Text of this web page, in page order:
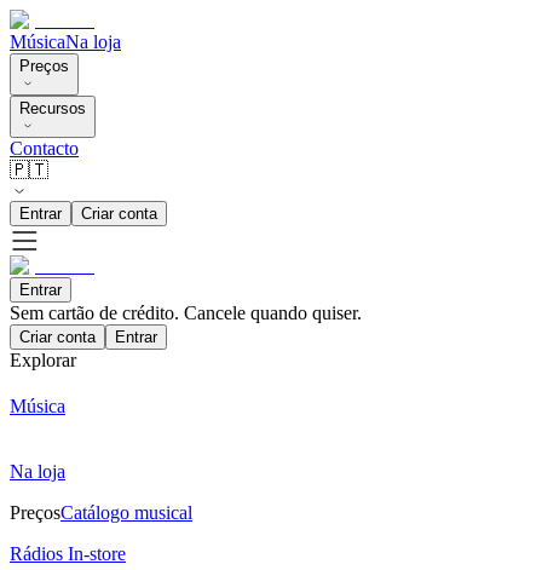
MúsicaNa loja
Preços
Recursos
Contacto
🇵🇹
Entrar Criar conta
Entrar
Sem cartão de crédito. Cancele quando quiser.
Criar conta Entrar
Explorar
Música
Na loja
PreçosCatálogo musical
Rádios In-store